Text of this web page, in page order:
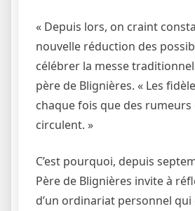
« Depuis lors, on craint
nouvelle réduction des
célébrer la messe
père de Blignières. « Les
chaque fois que des rumeurs
circulent. »
C’est pourquoi, depuis
Père de Blignières invite à
d’un ordinariat personnel